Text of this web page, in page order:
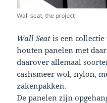
Wall seat, the project
Wall Seat is een
houten panelen met
daarover allemaal
cashsmeer wol, nylon,
zakenpakken.
De panelen zijn